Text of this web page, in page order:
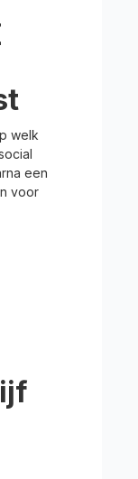
welk
een
voor